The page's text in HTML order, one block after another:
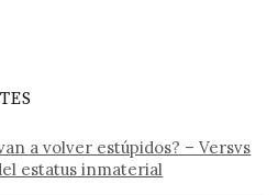
a volver estúpidos? – Versvs
estatus inmaterial